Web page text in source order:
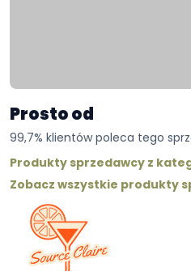
Prosto od
99,7% klientów poleca tego
Produkty sprzedawcy z
Zobacz wszystkie produkty